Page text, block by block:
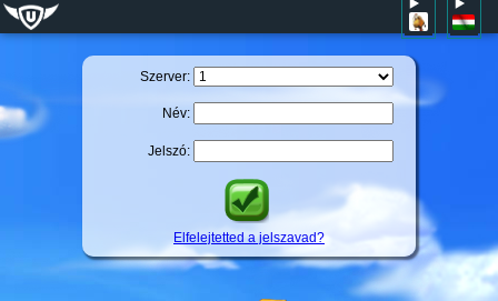
Szerver:
Név:
Jelszó:
Elfelejtetted a jelszavad?